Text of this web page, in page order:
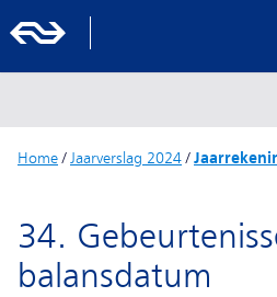
Home/ Jaarverslag 2024/
34.
balansdatum